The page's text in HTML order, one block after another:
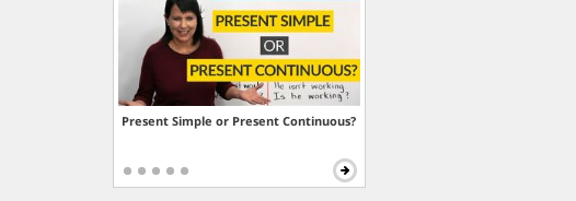
Present Simple or Present Continuous?